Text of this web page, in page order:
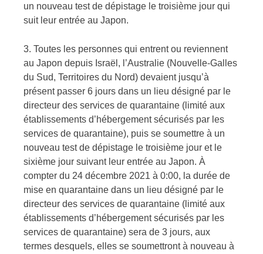
un nouveau test de dépistage le troisième jour qui
suit leur entrée au Japon.
3. Toutes les personnes qui entrent ou reviennent
au Japon depuis Israël, l’Australie (Nouvelle-Galles
du Sud, Territoires du Nord) devaient jusqu’à
présent passer 6 jours dans un lieu désigné par le
directeur des services de quarantaine (limité aux
établissements d’hébergement sécurisés par les
services de quarantaine), puis se soumettre à un
nouveau test de dépistage le troisième jour et le
sixième jour suivant leur entrée au Japon. À
compter du 24 décembre 2021 à 0:00, la durée de
mise en quarantaine dans un lieu désigné par le
directeur des services de quarantaine (limité aux
établissements d’hébergement sécurisés par les
services de quarantaine) sera de 3 jours, aux
termes desquels, elles se soumettront à nouveau à